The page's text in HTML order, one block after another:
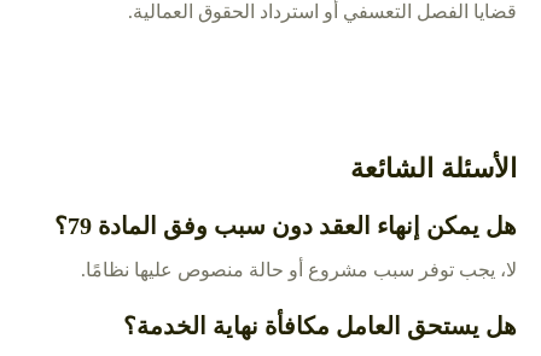
قضايا الفصل التعسفي أو استرداد الحقوق العمالية.
الأسئلة الشائعة
هل يمكن إنهاء العقد دون سبب وفق المادة 79؟
لا، يجب توفر سبب مشروع أو حالة منصوص عليها نظامًا.
هل يستحق العامل مكافأة نهاية الخدمة؟